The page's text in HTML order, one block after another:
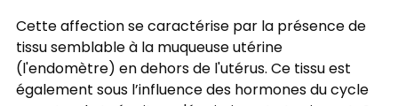
Cette affection se caractérise par la présence de
tissu semblable à la muqueuse utérine
(l'endomètre) en dehors de l'utérus. Ce tissu est
également sous l’influence des hormones du cycle